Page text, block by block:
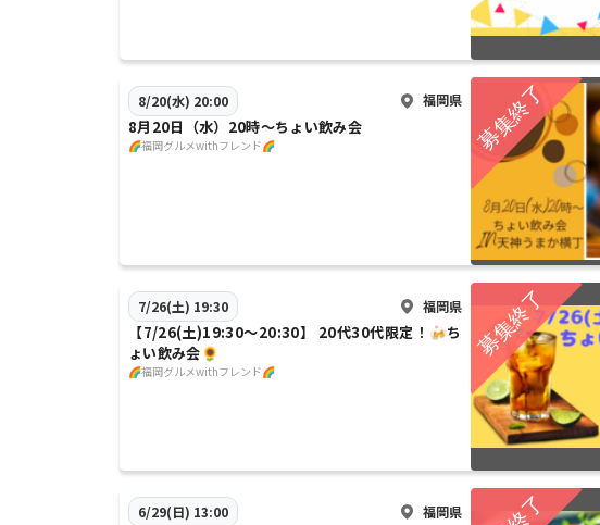
8/20(水) 20:00 福岡県
8月20日（水）20時〜ちょい飲み会
🌈福岡グルメwithフレンド🌈
7/26(土) 19:30 福岡県
【7/26(土)19:30〜20:30】 20代30代限定！🍻ち
ょい飲み会🌻
🌈福岡グルメwithフレンド🌈
6/29(日) 13:00 福岡県